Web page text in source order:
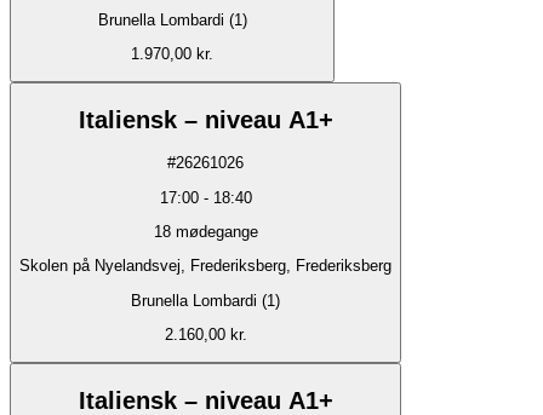
Brunella Lombardi (1)
1.970,00 kr.
Italiensk – niveau A1+
#26261026
17:00- 18:40
18 mødegange
Skolen på Nyelandsvej, Frederiksberg, Frederiksberg
Brunella Lombardi (1)
2.160,00 kr.
Italiensk – niveau A1+